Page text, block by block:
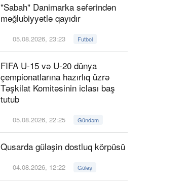
"Sabah" Danimarka səfərindən
məğlubiyyətlə qayıdır
05.08.2026, 23:23 Futbol
FIFA U-15 və U-20 dünya
çempionatlarına hazırlıq üzrə
Təşkilat Komitəsinin iclası baş
tutub
05.08.2026, 22:25 Gündəm
Qusarda güləşin dostluq körpüsü
04.08.2026, 12:22 Güləş